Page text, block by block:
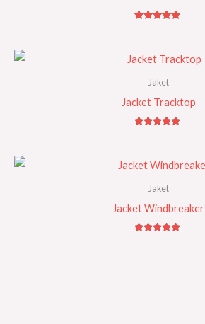
Jaket
Jacket Tracktop
Jaket
Jacket Windbreaker